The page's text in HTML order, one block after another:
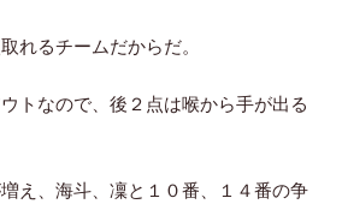
れるチームだからだ。
トなので、後２点は喉から手が出る
え、海斗、凜と１０番、１４番の争